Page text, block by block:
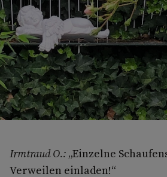
Irmtraud O.: „Einzelne
Verweilen einladen!“